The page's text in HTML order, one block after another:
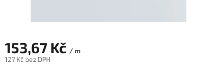
153,67 Kč / m
127 Kč bez DPH